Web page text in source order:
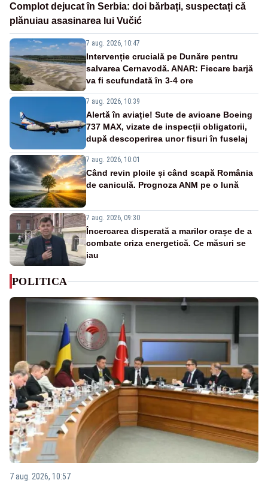
Complot dejucat în Serbia: doi bărbați, suspectați că
plănuiau asasinarea lui Vučić
7 aug. 2026, 10:47
Intervenție crucială pe Dunăre pentru
salvarea Cernavodă. ANAR: Fiecare barjă
va fi scufundată în 3-4 ore
7 aug. 2026, 10:39
Alertă în aviație! Sute de avioane Boeing
737 MAX, vizate de inspecții obligatorii,
după descoperirea unor fisuri în fuselaj
7 aug. 2026, 10:01
Când revin ploile și când scapă România
de caniculă. Prognoza ANM pe o lună
7 aug. 2026, 09:30
Încercarea disperată a marilor orașe de a
combate criza energetică. Ce măsuri se
iau
POLITICA
7 aug. 2026, 10:57